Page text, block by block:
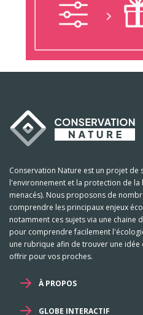
Conservation Nature est un projet de
l'environnement et la protection de
menacés). Nous proposons de
comprendre les principaux enjeux
notamment ces sujets via une chaine
pour comprendre facilement
une rubrique afin de trouver une idée
offrir pour vos proches.
À PROPOS
GLOBE INTERACTIF